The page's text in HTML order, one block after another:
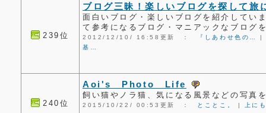
239位
ブログ三昧！楽しいブログを探して旅
面白いブログ・楽しいブログを紹介してい
て参考になるブログ・マニアックなブログ
2012/12/10/ 16:58更新 ： 『しあわせ色の…
基…
240位
Aoi's Photo Life
飼い猫やノラ猫、気になる風景などの写真
2015/10/22/ 00:53更新 ： とことこ。 | 上に